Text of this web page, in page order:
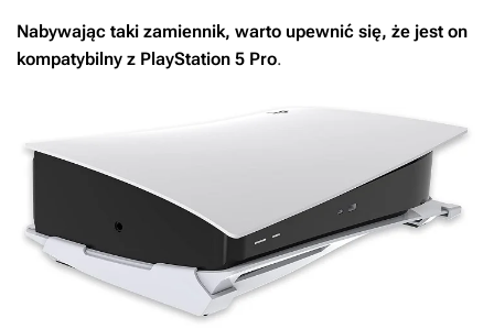
Nabywając taki zamiennik, warto upewnić się, że jest on
kompatybilny z PlayStation 5 Pro.